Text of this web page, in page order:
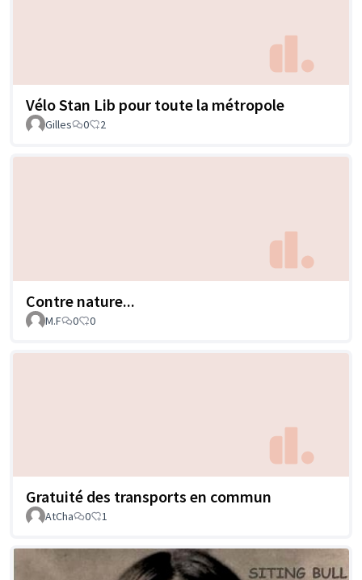
Vélo Stan Lib pour toute la métropole
Gilles 0 2
Contre nature...
M.F 0 0
Gratuité des transports en commun
AtCha 0 1